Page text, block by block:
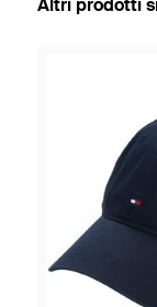
Altri prodotti